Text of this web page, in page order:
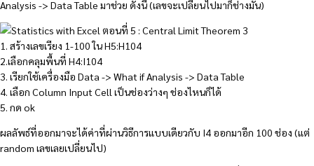
Analysis -> Data Table มาช่วย ดังนี้ (เลขจะเปลี่ยนไปมาก็ช่างมัน)
1. สร้างเลขเรียง 1-100 ใน H5:H104
2.เลือกคลุมพื้นที่ H4:I104
3. เรียกใช้เครื่องมือ Data -> What if Analysis -> Data Table
4. เลือก Column Input Cell เป็นช่องว่างๆ ช่องไหนก็ได้
5. กด ok
ผลลัพธ์ที่ออกมาจะได้ค่าที่ผ่านวิธีการแบบเดียวกับ I4 ออกมาอีก 100 ช่อง (แต่
random เลขเลยเปลี่ยนไป)